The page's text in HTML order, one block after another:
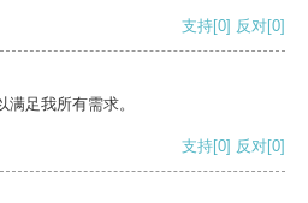
支持[0] 反对[0]
足我所有需求。
支持[0] 反对[0]